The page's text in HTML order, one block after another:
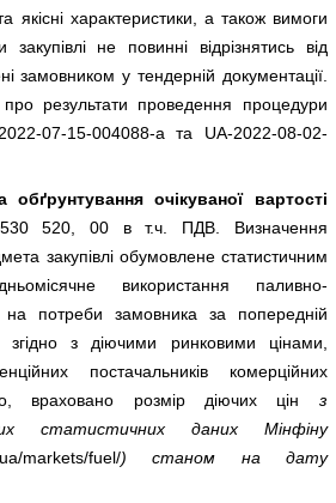
якісні характеристики, а також вимоги
не повинні відрізнятись від
замовником у тендерній документації.
про результати проведення процедури
07-15-004088-а та UA-2022-08-02-
обґрунтування очікуваної вартості
520, 00 в т.ч. ПДВ. Визначення
закупівлі обумовлене статистичним
використання паливно-
на потреби замовника за попередній
згідно з діючими ринковими цінами,
постачальників комерційних
враховано розмір діючих цін з
статистичних даних Мінфіну
markets/fuel/) станом на дату